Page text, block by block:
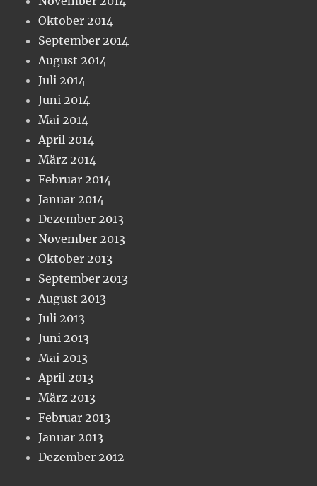
Oktober 2014
September 2014
August 2014
Juli 2014
Juni 2014
Mai 2014
April 2014
März 2014
Februar 2014
Januar 2014
Dezember 2013
November 2013
Oktober 2013
September 2013
August 2013
Juli 2013
Juni 2013
Mai 2013
April 2013
März 2013
Februar 2013
Januar 2013
Dezember 2012